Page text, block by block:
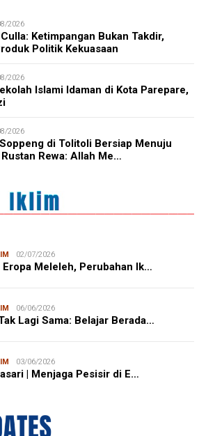
2026
Ketimpangan Bukan Takdir,
Politik Kekuasaan
2026
Islami Idaman di Kota Parepare,
2026
di Tolitoli Bersiap Menuju
Rewa: Allah Me…
02/07/2026
Eropa Meleleh, Perubahan Ik…
06/06/2026
Lagi Sama: Belajar Berada…
03/06/2026
| Menjaga Pesisir di E…